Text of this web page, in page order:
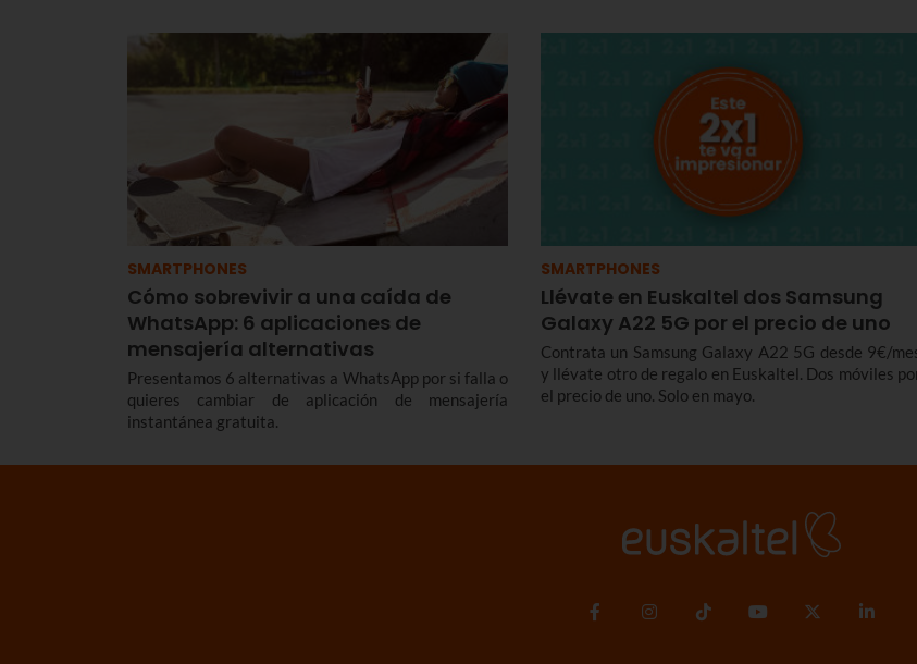
los bolsillos. Aquí tienes nuestra selección de
SMARTPHONES
Cómo sobrevivir a una caída de
WhatsApp: 6 aplicaciones de
mensajería alternativas
Presentamos 6 alternativas a WhatsApp por si falla o
quieres cambiar de aplicación de mensajería
instantánea gratuita.
SMARTPHONES
Llévate en Euskaltel dos Samsung
Galaxy A22 5G por el precio de uno
Contrata un Samsung Galaxy A22 5G desde 9€/
y llévate otro de regalo en Euskaltel. Dos móviles
el precio de uno. Solo en mayo.